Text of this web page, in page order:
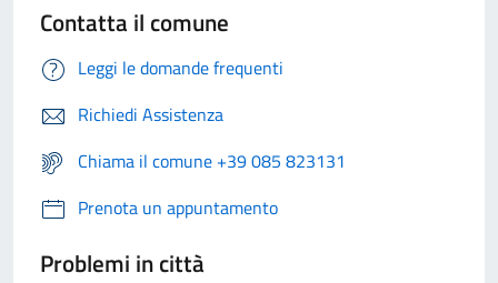
Contatta il comune
Leggi le domande frequenti
Richiedi Assistenza
Chiama il comune +39 085 823131
Prenota un appuntamento
Problemi in città